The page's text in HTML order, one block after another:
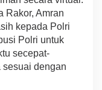
Rakor, Amran
kepada Polri
Polri untuk
secepat-
sesuai dengan